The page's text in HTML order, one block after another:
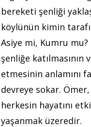
bereketi şenliği
köylünün kimin
Asiye mi, Kumru
şenliğe katılmasının
etmesinin anlamını
devreye sokar.
herkesin hayatını
yaşanmak üzeredir.